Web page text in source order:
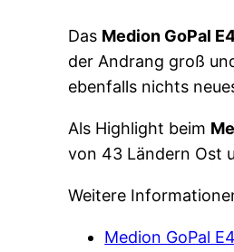
Das Medion GoPal
der Andrang groß
ebenfalls nichts
Als Highlight beim
von 43 Ländern Ost
Weitere
Medion GoPal